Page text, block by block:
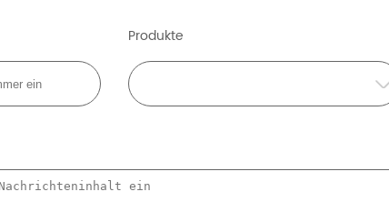
Produkte